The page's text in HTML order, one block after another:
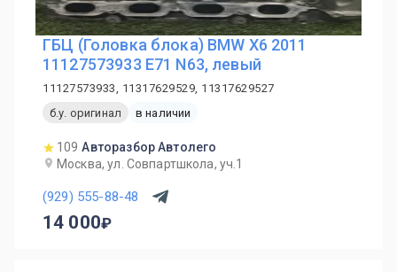
ГБЦ (Головка блока) BMW X6 2011
11127573933 E71 N63, левый
11127573933, 11317629529, 11317629527
б.у. оригинал
в наличии
109 Авторазбор Автолего
Москва, ул. Совпартшкола, уч.1
(929) 555-88-48
14 000